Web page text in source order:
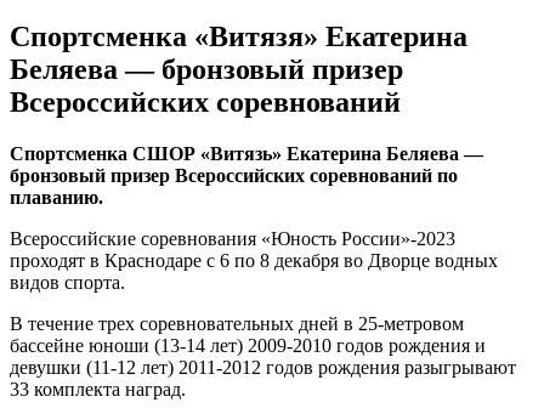
Спортсменка «Витязя» Екатерина
Беляева — бронзовый призер
Всероссийских соревнований
Спортсменка СШОР «Витязь» Екатерина Беляева —
бронзовый призер Всероссийских соревнований по
плаванию.
Всероссийские соревнования «Юность России»-2023
проходят в Краснодаре с 6 по 8 декабря во Дворце водных
видов спорта.
В течение трех соревновательных дней в 25-метровом
бассейне юноши (13-14 лет) 2009-2010 годов рождения и
девушки (11-12 лет) 2011-2012 годов рождения разыгрывают
33 комплекта наград.